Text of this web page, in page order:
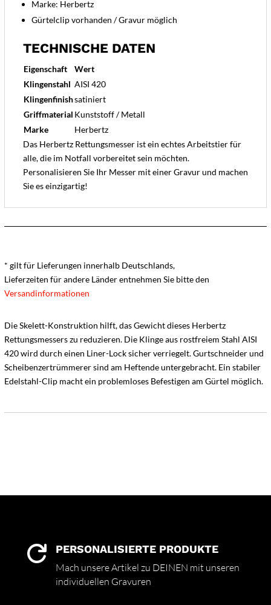
Marke: Herbertz
Gürtelclip vorhanden / Gravur möglich
TECHNISCHE DATEN
Eigenschaft
Wert
Klingenstahl AISI 420
Klingenfinishsatiniert
Griffmaterial Kunststoff / Metall
Marke
Herbertz
Das Herbertz Rettungsmesser ist ein echtes Arbeitstier für
alle, die im Notfall vorbereitet sein möchten.
Personalisieren Sie Ihr Messer mit einer Gravur und machen
Sie es einzigartig!
* gilt für Lieferungen innerhalb Deutschlands,
Lieferzeiten für andere Länder entnehmen Sie bitte den
Versandinformationen
Die Skelett-Konstruktion hilft, das Gewicht dieses Herbertz
Rettungsmessers zu reduzieren. Die Klinge aus rostfreiem Stahl AISI
420 wird durch einen Liner-Lock sicher verriegelt. Gurtschneider und
Scheibenzertrümmerer sind am Heftende untergebracht. Ein stabiler
Edelstahl-Clip macht ein problemloses Befestigen am Gürtel möglich.
 PERSONALISIERTE PRODUKTE
Mach unsere Artikel zu DEINEN mit unseren
individuellen Gravuren